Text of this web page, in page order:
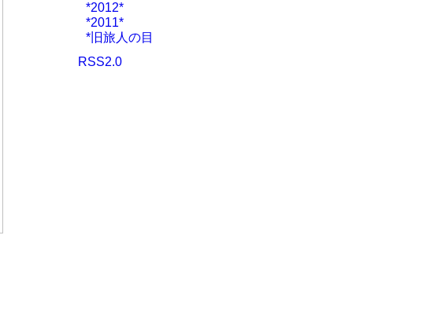
*2012*
*2011*
*旧旅人の目
RSS2.0